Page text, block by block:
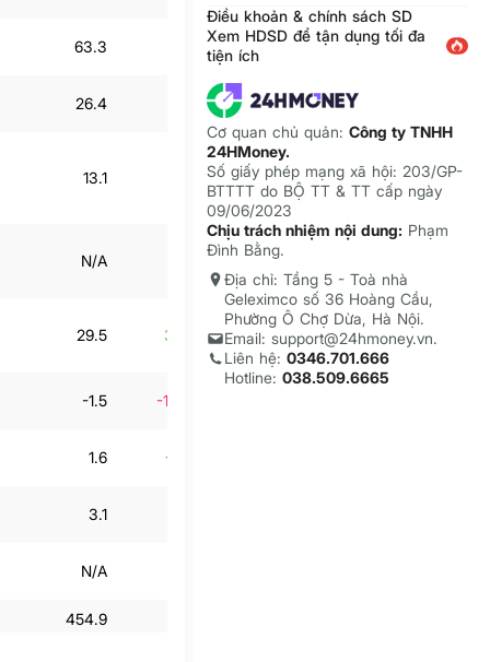
63.3 13.8% 80.7 15.8%
26.4 8.3% 21.9
13.1 -48% 25.1 35.6%
N/A N/A
29.5 315.4% -1.7 -187.8%
-1.5 -100.3%
1.6 -99.7%
3.1
N/A
454.9
Điều khoản & chính sách SD
Xem HDSD để tận dụng tối đa
tiện ích
Cơ quan chủ quản: Công ty TNHH
24HMoney.
Số giấy phép mạng xã hội: 203/GP-
BTTTT do BỘ TT & TT cấp ngày
09/06/2023
Chịu trách nhiệm nội dung: Phạm
Đình Bằng.
Địa chỉ: Tầng 5 - Toà nhà
Geleximco số 36 Hoàng Cầu,
Phường Ô Chợ Dừa, Hà Nội.
Email: support@24hmoney.vn.
Liên hệ: 0346.701.666
Hotline: 038.509.6665